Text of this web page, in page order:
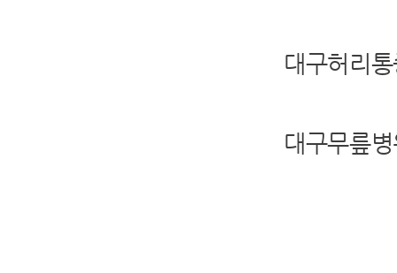
대구허리
대구무릎